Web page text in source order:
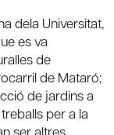
dela Universitat,
es va
de
de Mataró;
de jardins a
per a la
ser altres